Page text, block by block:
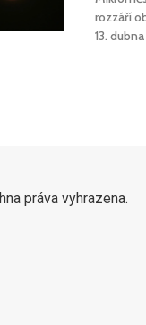
noci z
dubna
rozzáří
13.
práva vyhrazena.